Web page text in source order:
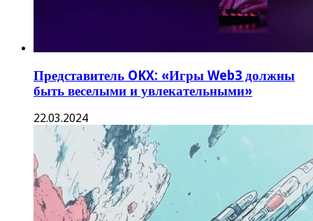
Представитель OKX: «Игры Web3 должны
быть веселыми и увлекательными»
22.03.2024